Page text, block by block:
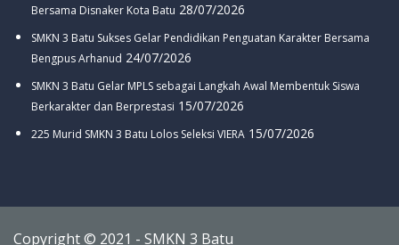
Bersama Disnaker Kota Batu 28/07/2026
SMKN 3 Batu Sukses Gelar Pendidikan Penguatan Karakter Bersama
Bengpus Arhanud 24/07/2026
SMKN 3 Batu Gelar MPLS sebagai Langkah Awal Membentuk Siswa
Berkarakter dan Berprestasi 15/07/2026
225 Murid SMKN 3 Batu Lolos Seleksi VIERA 15/07/2026
Copyright © 2021 - SMKN 3 Batu